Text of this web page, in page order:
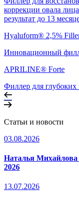
коррекции овала
результат до 13
Hyaluform® 2,5%
Инновационный
APRILINE® Forte
Филлер для
Статьи и новости
03.08.2026
Наталья Михайлова
2026
13.07.2026